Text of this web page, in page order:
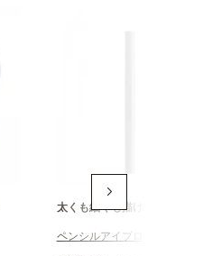
太くも細くも描けるアイブロ
ペンシルアイブローN